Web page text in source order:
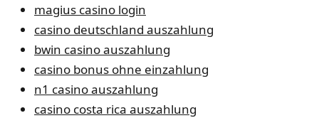
magius casino login
casino deutschland auszahlung
bwin casino auszahlung
casino bonus ohne einzahlung
n1 casino auszahlung
casino costa rica auszahlung